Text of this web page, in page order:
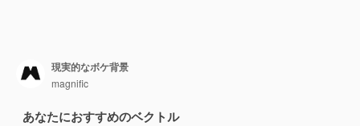
現実的なボケ背景
magnific
あなたにおすすめのベクトル